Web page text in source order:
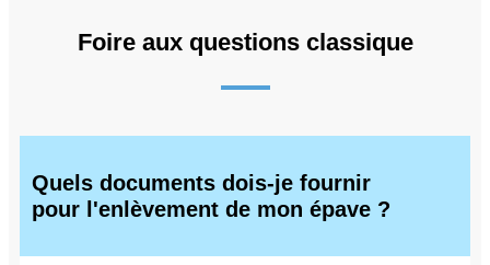
Foire aux questions classique
Quels documents dois-je fournir
pour l'enlèvement de mon épave ?